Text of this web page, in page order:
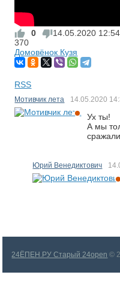
0 14.05.2020 12:54
370
Домовёнок Кузя
RSS
Мотивчик лета 14.05.2020
Ух ты!
А мы
Юрий Венедиктович
24ЁПЕН.РУ Старый 24open ©